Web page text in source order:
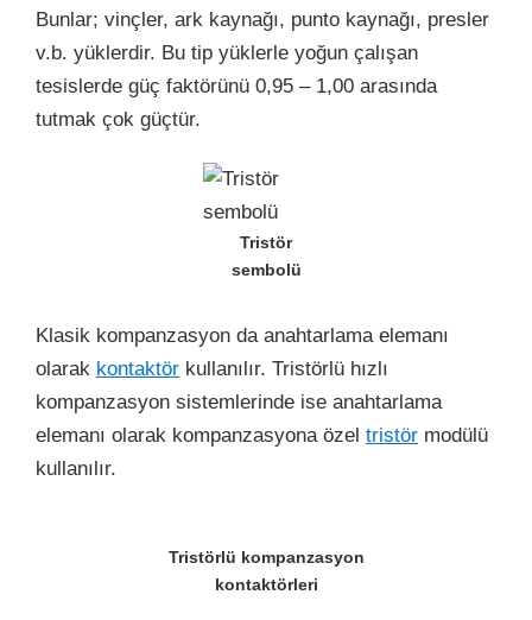
Bunlar; vinçler, ark kaynağı, punto kaynağı, presler
v.b. yüklerdir. Bu tip yüklerle yoğun çalışan
tesislerde güç faktörünü 0,95 – 1,00 arasında
tutmak çok güçtür.
Tristör
sembolü
Klasik kompanzasyon da anahtarlama elemanı
olarak kontaktör kullanılır. Tristörlü hızlı
kompanzasyon sistemlerinde ise anahtarlama
elemanı olarak kompanzasyona özel tristör modülü
kullanılır.
Tristörlü kompanzasyon
kontaktörleri